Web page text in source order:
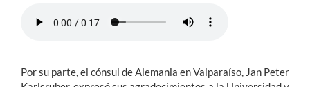
Por su parte, el cónsul de Alemania en Valparaíso, Jan Peter